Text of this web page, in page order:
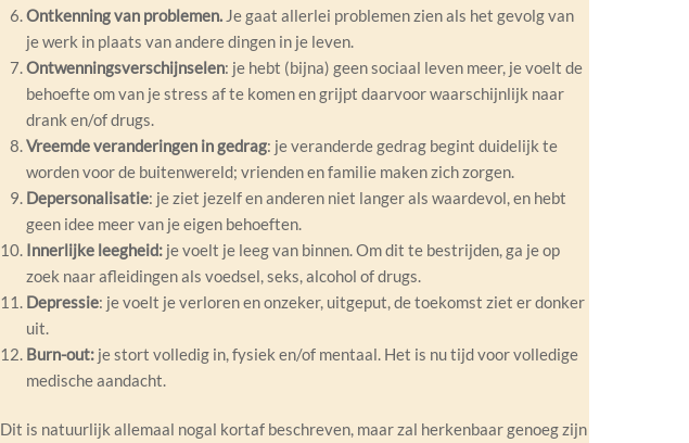
Ontkenning van problemen.Je gaat allerlei problemen zien als het gevolg van
je werk in plaats van andere dingen in je leven.
Ontwenningsverschijnselen: je hebt (bijna) geen sociaal leven meer, je voelt de
behoefte om van je stress af te komen en grijpt daarvoor waarschijnlijk naar
drank en/of drugs.
Vreemde veranderingen in gedrag: je veranderde gedrag begint duidelijk te
worden voor de buitenwereld; vrienden en familie maken zich zorgen.
Depersonalisatie: je ziet jezelf en anderen niet langer als waardevol, en hebt
geen idee meer van je eigen behoeften.
Innerlijke leegheid:je voelt je leeg van binnen. Om dit te bestrijden, ga je op
zoek naar afleidingen als voedsel, seks, alcohol of drugs.
Depressie: je voelt je verloren en onzeker, uitgeput, de toekomst ziet er donker
uit.
Burn-out:je stort volledig in, fysiek en/of mentaal. Het is nu tijd voor volledige
medische aandacht.
Dit is natuurlijk allemaal nogal kortaf beschreven, maar zal herkenbaar genoeg zijn